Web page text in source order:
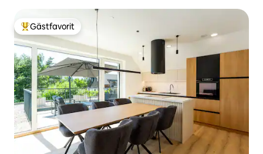
Populär gästfavorit
Gästfavorit